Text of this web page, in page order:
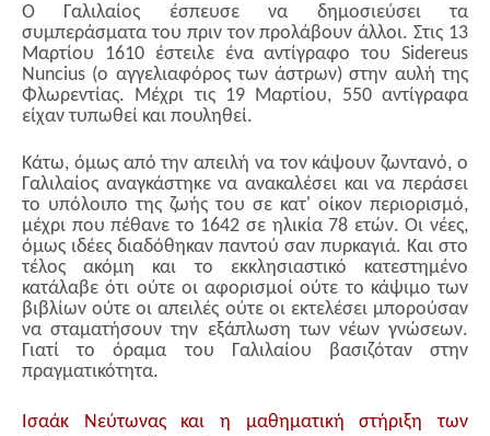
Ο Γαλιλαίος έσπευσε να δημοσιεύσει τα
συμπεράσματα του πριν τον προλάβουν άλλοι. Στις 13
Μαρτίου 1610 έστειλε ένα αντίγραφο του Sidereus
Nuncius (ο αγγελιαφόρος των άστρων) στην αυλή της
Φλωρεντίας. Μέχρι τις 19 Μαρτίου, 550 αντίγραφα
είχαν τυπωθεί και πουληθεί.
Κάτω, όμως από την απειλή να τον κάψουν ζωντανό, ο
Γαλιλαίος αναγκάστηκε να ανακαλέσει και να περάσει
το υπόλοιπο της ζωής του σε κατ' οίκον περιορισμό,
μέχρι που πέθανε το 1642 σε ηλικία 78 ετών. Οι νέες,
όμως ιδέες διαδόθηκαν παντού σαν πυρκαγιά. Και στο
τέλος ακόμη και το εκκλησιαστικό κατεστημένο
κατάλαβε ότι ούτε οι αφορισμοί ούτε το κάψιμο των
βιβλίων ούτε οι απειλές ούτε οι εκτελέσει μπορούσαν
να σταματήσουν την εξάπλωση των νέων γνώσεων.
Γιατί το όραμα του Γαλιλαίου βασιζόταν στην
πραγματικότητα.
Ισαάκ Νεύτωνας και η μαθηματική στήριξη των